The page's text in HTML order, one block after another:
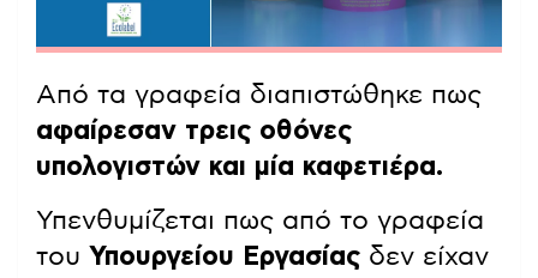
Από τα γραφεία διαπιστώθηκε πως
αφαίρεσαν τρεις οθόνες
υπολογιστών και μία καφετιέρα.
Υπενθυμίζεται πως από το γραφεία
του Υπουργείου Εργασίας δεν είχαν